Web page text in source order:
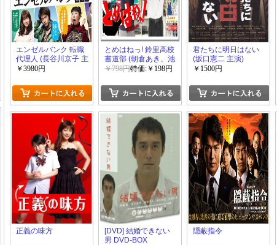
エンゼルバンク 転職
代理人 (長谷川京子 主
演)
￥3980円
とめはねっ! 鈴里高校
書道部 (朝倉あき、池
松壮亮 出演)
￥798円特価:￥198円
君たちに明日はない
(坂口憲二 主演)
￥1500円
正義の味方
[DVD] 結婚できない
男 DVD-BOX
隠蔽指令